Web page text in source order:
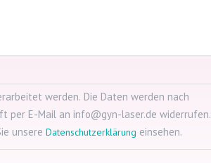
werden. Die Daten werden nach
per E-Mail an info@gyn-laser.de widerrufen.
unsereDatenschutzerklärung einsehen.